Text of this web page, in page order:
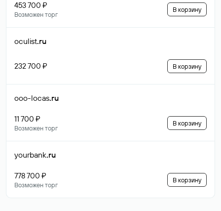
453 700 ₽
Возможен торг
В корзину
oculist.ru
232 700 ₽ В корзину
ooo-locas.ru
11 700 ₽
Возможен торг
В корзину
yourbank.ru
778 700 ₽
Возможен торг
В корзину